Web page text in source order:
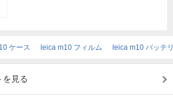
ケース leica m10 フィルム leica m10 バッテ
を見る